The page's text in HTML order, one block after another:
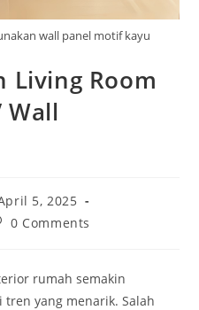
wall panel motif kayu
Living Room
Wall
5, 2025
0 Comments
rumah semakin
yang menarik. Salah